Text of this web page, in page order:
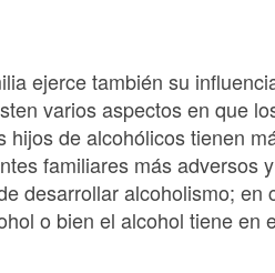
ejerce también su
varios aspectos en que
de alcohólicos tienen
familiares más adversos
desarrollar alcoholismo; en
o bien el alcohol tiene en